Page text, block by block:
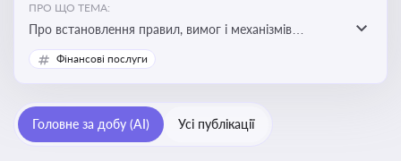
ПРО ЩО ТЕМА:
Про встановлення правил, вимог і механізмів
контролю за використанням, обігом та
оподаткуванням віртуальних активів, таких як
Фінансові послуги
Головне за добу (AI) Усі публікації